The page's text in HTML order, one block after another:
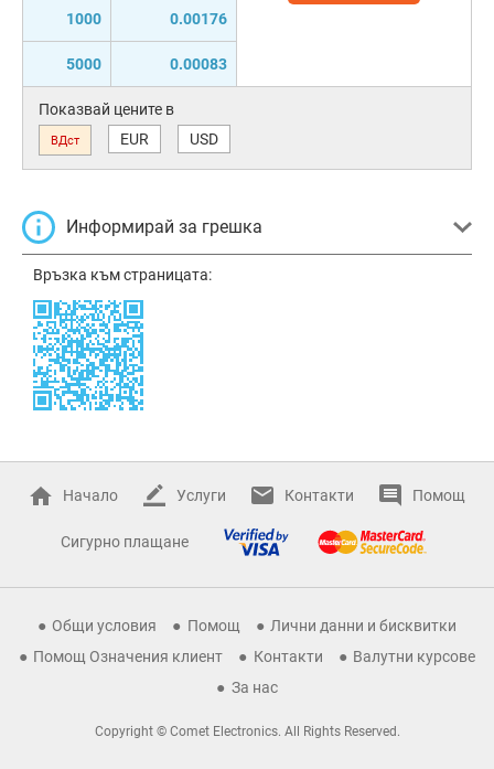
1000 0.00176
5000 0.00083
Показвай цените в
ВДст EUR USD
Информирай за грешка
Връзка към страницата:
Начало Услуги Контакти Помощ
Сигурно плащане
Общи условия Помощ
Лични данни и бисквитки
Помощ Означения клиент
Контакти
Валутни курсове
За нас
Copyright © Comet Electronics. All Rights Reserved.